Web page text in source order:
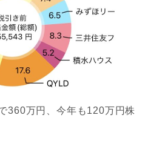
360万円、今年も120万円株